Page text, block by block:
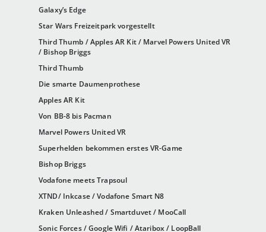
Galaxy’s Edge
Star Wars Freizeitpark vorgestellt
Third Thumb / Apples AR Kit / Marvel Powers United VR
/ Bishop Briggs
Third Thumb
Die smarte Daumenprothese
Apples AR Kit
Von BB-8 bis Pacman
Marvel Powers United VR
Superhelden bekommen erstes VR-Game
Bishop Briggs
Vodafone meets Trapsoul
XTND/ Inkcase / Vodafone Smart N8
Kraken Unleashed / Smartduvet / MooCall
Sonic Forces / Google Wifi / Ataribox / LoopBall